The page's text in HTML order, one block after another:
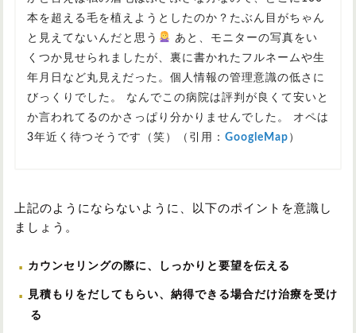
本を超える毛を植えようとしたのか？たぶん目がちゃん
と見えてないんだと思う
あと、モニターの写真をい
くつか見せられましたが、裏に書かれたフルネームや生
年月日など丸見えだった。個人情報の管理意識の低さに
びっくりでした。 なんでこの病院は評判が良くて安いと
か言われてるのかさっぱり分かりませんでした。 オペは
3年近く待つそうです（笑）（引用： GoogleMap ）
上記のようにならないように、以下のポイントを意識し
ましょう。
カウンセリングの際に、しっかりと要望を伝える
見積もりをだしてもらい、納得できる場合だけ治療を受け
る